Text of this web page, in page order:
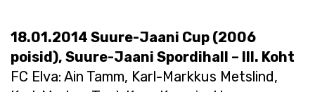
18.01.2014 Suure-Jaani Cup (2006
poisid), Suure-Jaani Spordihall – III. Koht
FC Elva: Ain Tamm, Karl-Markkus Metslind,